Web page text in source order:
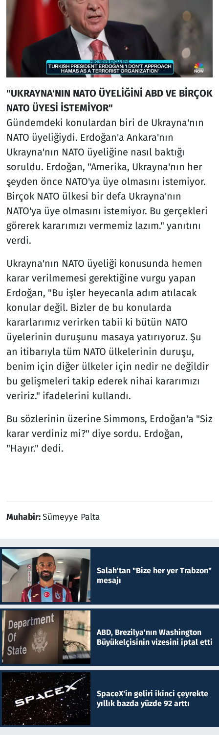
"UKRAYNA'NIN NATO ÜYELİĞİNİ ABD VE BİRÇOK
NATO ÜYESİ İSTEMİYOR"
Gündemdeki konulardan biri de Ukrayna'nın
NATO üyeliğiydi. Erdoğan'a Ankara'nın
Ukrayna'nın NATO üyeliğine nasıl baktığı
soruldu. Erdoğan, "Amerika, Ukrayna'nın her
şeyden önce NATO'ya üye olmasını istemiyor.
Birçok NATO ülkesi bir defa Ukrayna'nın
NATO'ya üye olmasını istemiyor. Bu gerçekleri
görerek kararımızı vermemiz lazım." yanıtını
verdi.
Ukrayna'nın NATO üyeliği konusunda hemen
karar verilmemesi gerektiğine vurgu yapan
Erdoğan, "Bu işler heyecanla adım atılacak
konular değil. Bizler de bu konularda
kararlarımız verirken tabii ki bütün NATO
üyelerinin duruşunu masaya yatırıyoruz. Şu
an itibarıyla tüm NATO ülkelerinin duruşu,
benim için diğer ülkeler için nedir ne değildir
bu gelişmeleri takip ederek nihai kararımızı
veririz." ifadelerini kullandı.
Bu sözlerinin üzerine Simmons, Erdoğan'a "Siz
karar verdiniz mi?" diye sordu. Erdoğan,
"Hayır." dedi.
Muhabir:Sümeyye Palta
Salah'tan "Bize her yer Trabzon"
mesajı
ABD, Brezilya'nın Washington
Büyükelçisinin vizesini iptal etti
SpaceX'in geliri ikinci çeyrekte
yıllık bazda yüzde 92 arttı